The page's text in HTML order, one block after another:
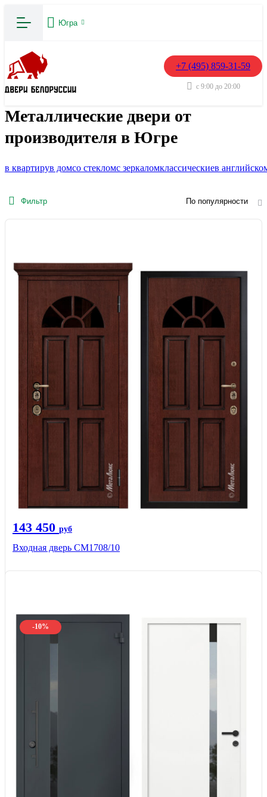
Югра
+7 (495) 859-31-59
с 9:00 до 20:00
Металлические двери от
производителя в Югре
в квартирув домсо стекломс зеркаломклассическиев
Фильтр По популярности
143 450 руб
Входная дверь CМ1708/10
-10%